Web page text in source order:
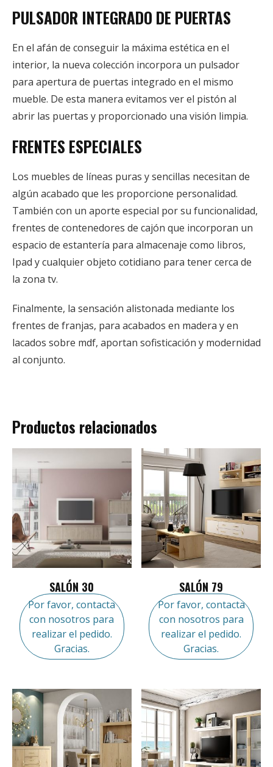
PULSADOR INTEGRADO DE PUERTAS
En el afán de conseguir la máxima estética en el
interior, la nueva colección incorpora un pulsador
para apertura de puertas integrado en el mismo
mueble. De esta manera evitamos ver el pistón al
abrir las puertas y proporcionado una visión limpia.
FRENTES ESPECIALES
Los muebles de líneas puras y sencillas necesitan de
algún acabado que les proporcione personalidad.
También con un aporte especial por su funcionalidad,
frentes de contenedores de cajón que incorporan un
espacio de estantería para almacenaje como libros,
Ipad y cualquier objeto cotidiano para tener cerca de
la zona tv.
Finalmente, la sensación alistonada mediante los
frentes de franjas, para acabados en madera y en
lacados sobre mdf, aportan sofisticación y modernidad
al conjunto.
Productos relacionados
SALÓN 30
Por favor, contacta
con nosotros para
realizar el pedido.
Gracias.
SALÓN 79
Por favor, contacta
con nosotros para
realizar el pedido.
Gracias.